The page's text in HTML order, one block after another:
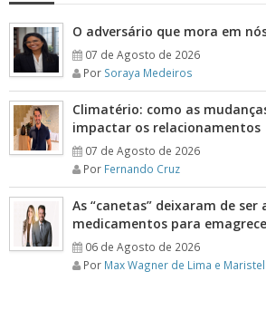
O adversário que mora em
07 de Agosto de 2026
Por Soraya Medeiros
Climatério: como as
impactar os relacionamentos
07 de Agosto de 2026
Por Fernando Cruz
As “canetas” deixaram de ser
medicamentos para
06 de Agosto de 2026
Por Max Wagner de Lima e